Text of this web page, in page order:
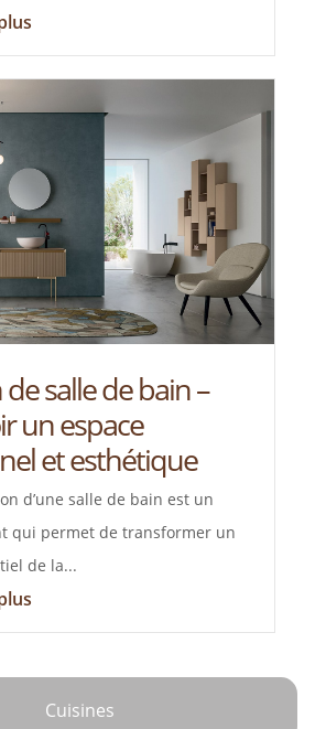
Cuisines
salle de bain –
un espace
et esthétique
d’une salle de bain est un
qui permet de transformer un
de la...